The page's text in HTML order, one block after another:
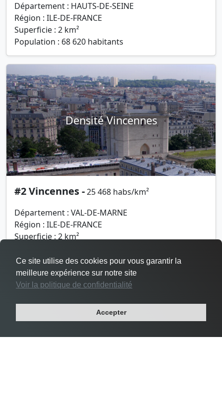
Département : HAUTS-DE-SEINE
Région : ILE-DE-FRANCE
Superficie : 2 km²
Population : 68 620 habitants
Densité Vincennes
#2 Vincennes -25 468 habs/km²
Département : VAL-DE-MARNE
Région : ILE-DE-FRANCE
Superficie : 2 km²
Ce site utilise des cookies pour vous garantir la
meilleure expérience sur notre site
Voir la politique de confidentialité
Accepter